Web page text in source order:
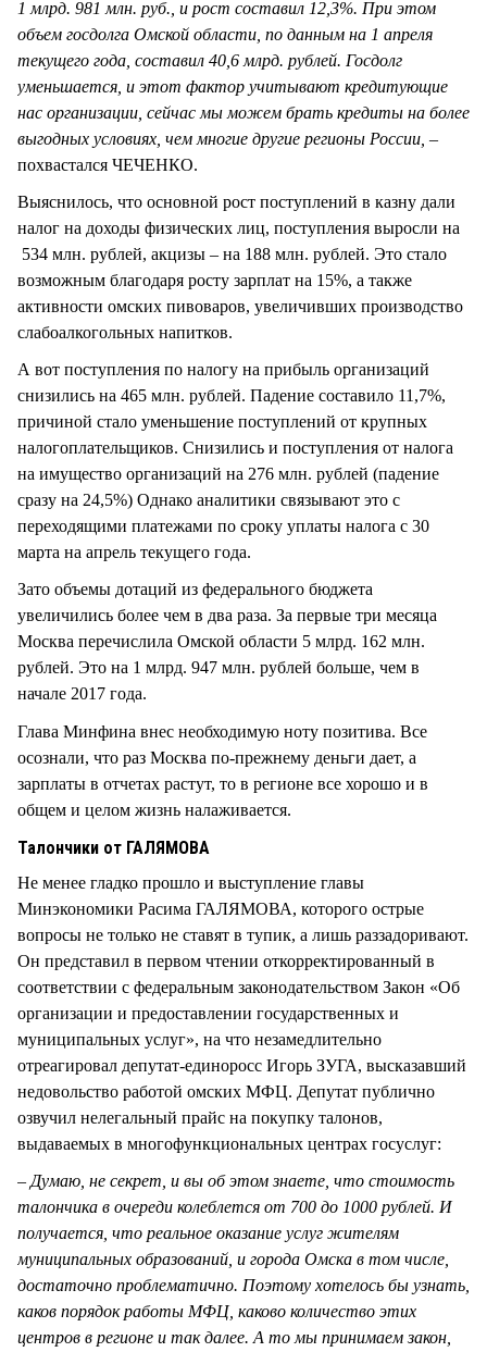
1 млрд. 981 млн. руб., и рост составил 12,3%. При этом
объем госдолга Омской области, по данным на 1 апреля
текущего года, составил 40,6 млрд. рублей. Госдолг
уменьшается, и этот фактор учитывают кредитующие
нас организации, сейчас мы можем брать кредиты на более
выгодных условиях, чем многие другие регионы России, –
похвастался ЧЕЧЕНКО.
Выяснилось, что основной рост поступлений в казну дали
налог на доходы физических лиц, поступления выросли на
534 млн. рублей, акцизы – на 188 млн. рублей. Это стало
возможным благодаря росту зарплат на 15%, а также
активности омских пивоваров, увеличивших производство
слабоалкогольных напитков.
А вот поступления по налогу на прибыль организаций
снизились на 465 млн. рублей. Падение составило 11,7%,
причиной стало уменьшение поступлений от крупных
налогоплательщиков. Снизились и поступления от налога
на имущество организаций на 276 млн. рублей (падение
сразу на 24,5%) Однако аналитики связывают это с
переходящими платежами по сроку уплаты налога с 30
марта на апрель текущего года.
Зато объемы дотаций из федерального бюджета
увеличились более чем в два раза. За первые три месяца
Москва перечислила Омской области 5 млрд. 162 млн.
рублей. Это на 1 млрд. 947 млн. рублей больше, чем в
начале 2017 года.
Глава Минфина внес необходимую ноту позитива. Все
осознали, что раз Москва по-прежнему деньги дает, а
зарплаты в отчетах растут, то в регионе все хорошо и в
общем и целом жизнь налаживается.
Талончики от ГАЛЯМОВА
Не менее гладко прошло и выступление главы
Минэкономики Расима ГАЛЯМОВА, которого острые
вопросы не только не ставят в тупик, а лишь раззадоривают.
Он представил в первом чтении откорректированный в
соответствии с федеральным законодательством Закон «Об
организации и предоставлении государственных и
муниципальных услуг», на что незамедлительно
отреагировал депутат-единоросс Игорь ЗУГА, высказавший
недовольство работой омских МФЦ. Депутат публично
озвучил нелегальный прайс на покупку талонов,
выдаваемых в многофункциональных центрах госуслуг:
– Думаю, не секрет, и вы об этом знаете, что стоимость
талончика в очереди колеблется от 700 до 1000 рублей. И
получается, что реальное оказание услуг жителям
муниципальных образований, и города Омска в том числе,
достаточно проблематично. Поэтому хотелось бы узнать,
каков порядок работы МФЦ, каково количество этих
центров в регионе и так далее. А то мы принимаем закон,